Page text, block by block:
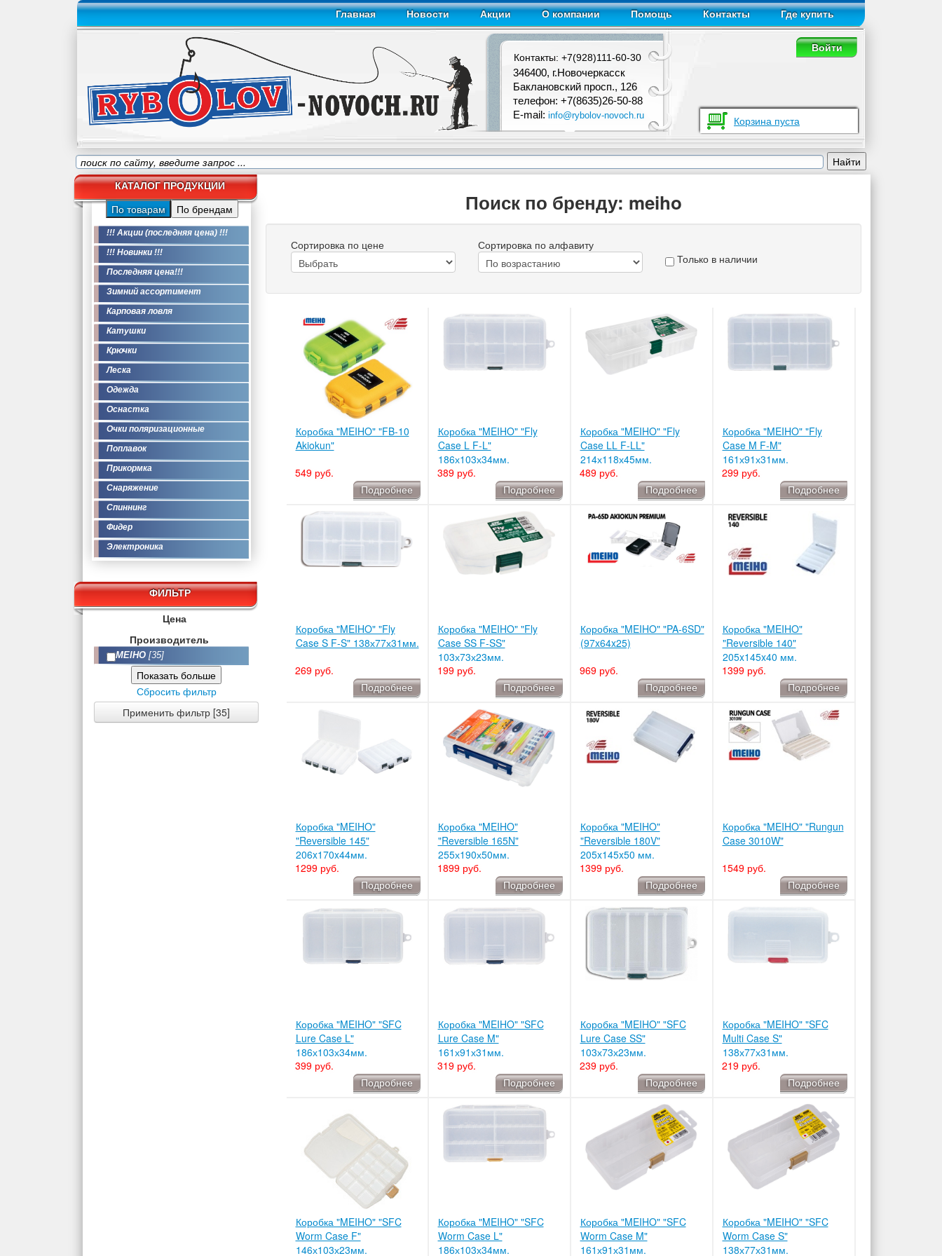
Главная Новости Акции О компании Помощь Контакты Где купить
Контакты: +7(928)111-60-30
346400, г.Новочеркасск
Баклановский просп., 126
телефон: +7(8635)26-50-88
E-mail: info@rybolov-novoch.ru
Войти
Корзина пуста
КАТАЛОГ ПРОДУКЦИИ
По товарам По брендам
!!! Акции (последняя цена) !!!
!!! Новинки !!!
Последняя цена!!!
Зимний ассортимент
Карповая ловля
Катушки
Крючки
Леска
Одежда
Оснастка
Очки поляризационные
Поплавок
Прикормка
Снаряжение
Спиннинг
Фидер
Электроника
ФИЛЬТР
Цена
Производитель
MEIHO[35]
Показать больше
Сбросить фильтр
Применить фильтр [35]
Поиск по бренду: meiho
Сортировка по цене
Сортировка по алфавиту
Только в наличии
Коробка "MEIHO" "FB-10
Akiokun"
549 руб.
Подробнее
Коробка "MEIHO" "Fly
Case L F-L"
186х103х34мм.
389 руб.
Подробнее
Коробка "MEIHO" "Fly
Case LL F-LL"
214х118х45мм.
489 руб.
Подробнее
Коробка "MEIHO" "Fly
Case M F-M"
161х91х31мм.
299 руб.
Подробнее
Коробка "MEIHO" "Fly
Case S F-S" 138х77х31мм.
269 руб.
Подробнее
Коробка "MEIHO" "Fly
Case SS F-SS"
103х73х23мм.
199 руб.
Подробнее
Коробка "MEIHO" "PA-6SD"
(97x64x25)
969 руб.
Подробнее
Коробка "MEIHO"
"Reversible 140"
205x145x40 мм.
1399 руб.
Подробнее
Коробка "MEIHO"
"Reversible 145"
206x170x44мм.
1299 руб.
Подробнее
Коробка "MEIHO"
"Reversible 165N"
255х190х50мм.
1899 руб.
Подробнее
Коробка "MEIHO"
"Reversible 180V"
205x145x50 мм.
1399 руб.
Подробнее
Коробка "MEIHO" "Rungun
Case 3010W"
1549 руб.
Подробнее
Коробка "MEIHO" "SFC
Lure Case L"
186х103х34мм.
399 руб.
Подробнее
Коробка "MEIHO" "SFC
Lure Case M"
161х91х31мм.
319 руб.
Подробнее
Коробка "MEIHO" "SFC
Lure Case SS"
103х73х23мм.
239 руб.
Подробнее
Коробка "MEIHO" "SFC
Multi Case S"
138х77х31мм.
219 руб.
Подробнее
Коробка "MEIHO" "SFC
Worm Case F"
146х103х23мм.
Коробка "MEIHO" "SFC
Worm Case L"
186х103х34мм.
Коробка "MEIHO" "SFC
Worm Case M"
161х91х31мм.
Коробка "MEIHO" "SFC
Worm Case S"
138х77х31мм.